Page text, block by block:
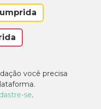
você precisa
se.